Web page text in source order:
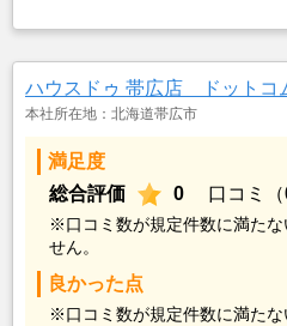
ハウスドゥ 帯広店 ドットコ
本社所在地：北海道帯広市
満足度
総合評価
0 口コミ（
※口コミ数が規定件数に満たな
せん。
良かった点
※口コミ数が規定件数に満たな